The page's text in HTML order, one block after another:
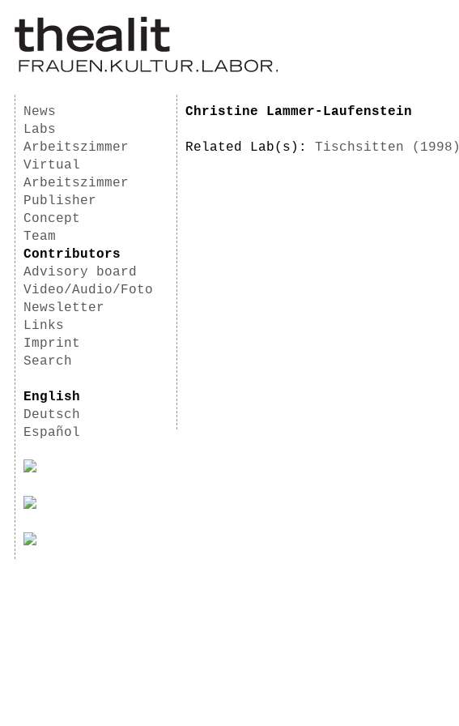
News
Labs
Arbeitszimmer
Virtual
Arbeitszimmer
Publisher
Concept
Team
Contributors
Advisory board
Video/Audio/Foto
Newsletter
Links
Imprint
Search
English
Deutsch
Español
Christine Lammer-Laufenstein
Related Lab(s): Tischsitten (1998)